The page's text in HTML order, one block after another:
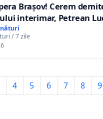
Brașov! Cerem
interimar, Petrean
/ 7 zile
4 5 6 7 8 9